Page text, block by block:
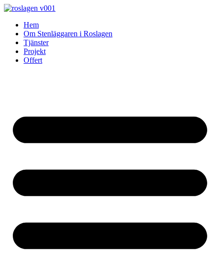
Skip
contentHem
Om Stenläggaren i Roslagen
Tjänster
Projekt
Offert